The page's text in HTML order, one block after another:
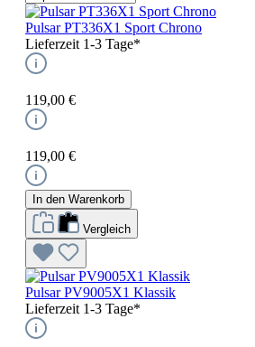
Pulsar PT336X1 Sport Chrono
Lieferzeit 1-3 Tage*
119,00 €
119,00 €
In den Warenkorb
Vergleich
Pulsar PV9005X1 Klassik
Lieferzeit 1-3 Tage*